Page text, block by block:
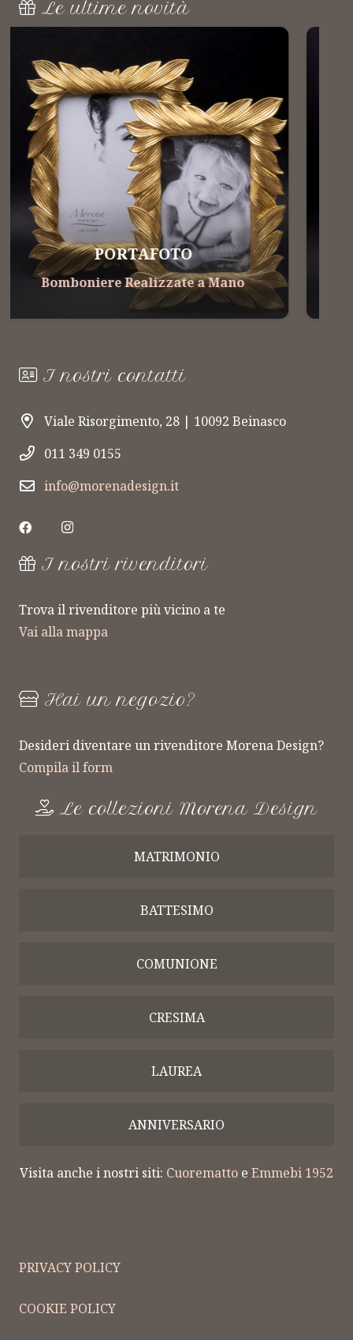
Le ultime novità
LINEA FIORERARO
Bomboniere Realizzate a Mano
I nostri contatti
Viale Risorgimento, 28 | 10092 Beinasco
011 349 0155
info@morenadesign.it
I nostri rivenditori
Trova il rivenditore più vicino a te
Vai alla mappa
Hai un negozio?
Desideri diventare un rivenditore Morena Design?
Compila il form
Le collezioni Morena Design
MATRIMONIO
BATTESIMO
COMUNIONE
CRESIMA
LAUREA
ANNIVERSARIO
Visita anche i nostri siti: Cuorematto e Emmebi 1952
PRIVACY POLICY
COOKIE POLICY